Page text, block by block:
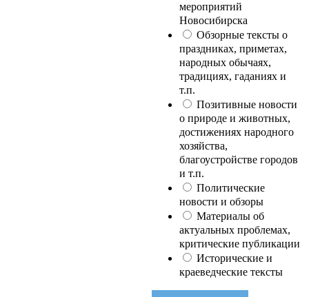
мероприятий
Новосибирска
Обзорные тексты о
праздниках, приметах,
народных обычаях,
традициях, гаданиях и
т.п.
Позитивные новости
о природе и животных,
достижениях народного
хозяйства,
благоустройстве городов
и т.п.
Политические
новости и обзоры
Материалы об
актуальных проблемах,
критические публикации
Исторические и
краеведческие тексты